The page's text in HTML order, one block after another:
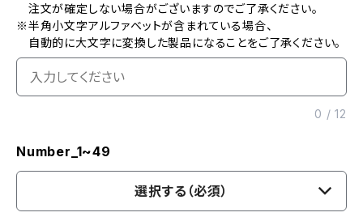
注文が確定しない場合がございますのでご了承ください。
※半角小文字アルファベットが含まれている場合、
自動的に大文字に変換した製品になることをご了承ください。
0 /12
Number_1~49
選択する（必須）